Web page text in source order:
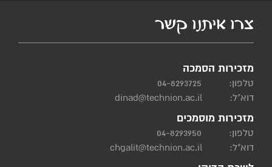
צרו איתנו קשר
מזכירות הסמכה
טלפון:
04-8293725
דוא"ל:
dinad@technion.ac.il
מזכירות מוסמכים
טלפון:
04-8293950
דוא"ל:
chgalit@technion.ac.il